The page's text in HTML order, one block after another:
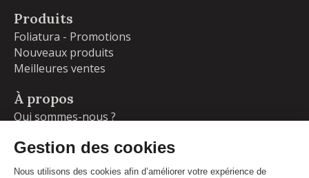
Produits
Foliatura - Promotions
Nouveaux produits
Meilleures ventes
À propos
Qui sommes-nous ?
Livraisons et retours
Blog